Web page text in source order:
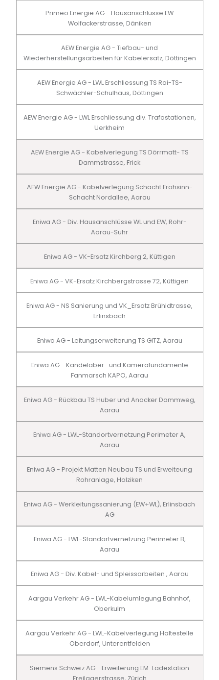
Primeo Energie AG - Hausanschlüsse EW
Wolfackerstrasse, Däniken
AEW Energie AG - Tiefbau- und
Wiederherstellungsarbeiten für Kabelersatz, Döttingen
AEW Energie AG - LWL Erschliessung TS Rai-TS-
Schwächler-Schulhaus, Döttingen
AEW Energie AG - LWL Erschliessung div. Trafostationen,
Uerkheim
AEW Energie AG - Kabelverlegung TS Dörrmatt- TS
Dammstrasse, Frick
AEW Energie AG - Kabelverlegung Schacht Frohsinn-
Schacht Nordallee, Aarau
Eniwa AG - Div. Hausanschlüsse WL und EW, Rohr-
Aarau-Suhr
Eniwa AG - VK-Ersatz Kirchberg 2, Küttigen
Eniwa AG - VK-Ersatz Kirchbergstrasse 72, Küttigen
Eniwa AG - NS Sanierung und VK_Ersatz Brühldtrasse,
Erlinsbach
Eniwa AG - Leitungserweiterung TS GITZ, Aarau
Eniwa AG - Kandelaber- und Kamerafundamente
Fanmarsch KAPO, Aarau
Eniwa AG - Rückbau TS Huber und Anacker Dammweg,
Aarau
Eniwa AG - LWL-Standortvernetzung Perimeter A,
Aarau
Eniwa AG - Projekt Matten Neubau TS und Erweiteung
Rohranlage, Holziken
Eniwa AG - Werkleitungssanierung (EW+WL), Erlinsbach
AG
Eniwa AG - LWL-Standortvernetzung Perimeter B,
Aarau
Eniwa AG - Div. Kabel- und Spleissarbeiten , Aarau
Aargau Verkehr AG - LWL-Kabelumlegung Bahnhof,
Oberkulm
Aargau Verkehr AG - LWL-Kabelverlegung Haltestelle
Oberdorf, Unterentfelden
Siemens Schweiz AG - Erweiterung EM-Ladestation
Freilagerstrasse, Zürich